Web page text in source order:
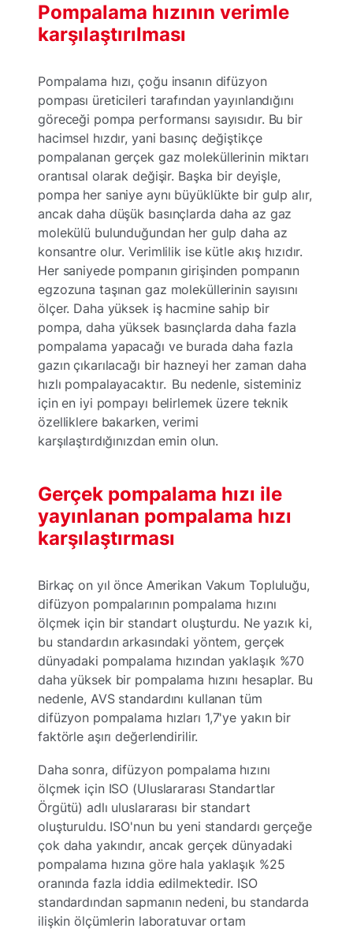
Pompalama hızının verimle
karşılaştırılması
Pompalama hızı, çoğu insanın difüzyon
pompası üreticileri tarafından yayınlandığını
göreceği pompa performansı sayısıdır. Bu bir
hacimsel hızdır, yani basınç değiştikçe
pompalanan gerçek gaz moleküllerinin miktarı
orantısal olarak değişir. Başka bir deyişle,
pompa her saniye aynı büyüklükte bir gulp alır,
ancak daha düşük basınçlarda daha az gaz
molekülü bulunduğundan her gulp daha az
konsantre olur. Verimlilik ise kütle akış hızıdır.
Her saniyede pompanın girişinden pompanın
egzozuna taşınan gaz moleküllerinin sayısını
ölçer. Daha yüksek iş hacmine sahip bir
pompa, daha yüksek basınçlarda daha fazla
pompalama yapacağı ve burada daha fazla
gazın çıkarılacağı bir hazneyi her zaman daha
hızlı pompalayacaktır. Bu nedenle, sisteminiz
için en iyi pompayı belirlemek üzere teknik
özelliklere bakarken, verimi
karşılaştırdığınızdan emin olun.
Gerçek pompalama hızı ile
yayınlanan pompalama hızı
karşılaştırması
Birkaç on yıl önce Amerikan Vakum Topluluğu,
difüzyon pompalarının pompalama hızını
ölçmek için bir standart oluşturdu. Ne yazık ki,
bu standardın arkasındaki yöntem, gerçek
dünyadaki pompalama hızından yaklaşık %70
daha yüksek bir pompalama hızını hesaplar. Bu
nedenle, AVS standardını kullanan tüm
difüzyon pompalama hızları 1,7'ye yakın bir
faktörle aşırı değerlendirilir.
Daha sonra, difüzyon pompalama hızını
ölçmek için ISO (Uluslararası Standartlar
Örgütü) adlı uluslararası bir standart
oluşturuldu. ISO'nun bu yeni standardı gerçeğe
çok daha yakındır, ancak gerçek dünyadaki
pompalama hızına göre hala yaklaşık %25
oranında fazla iddia edilmektedir. ISO
standardından sapmanın nedeni, bu standarda
ilişkin ölçümlerin laboratuvar ortam